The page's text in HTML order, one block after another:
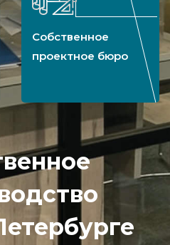
Собственное
проектное бюро